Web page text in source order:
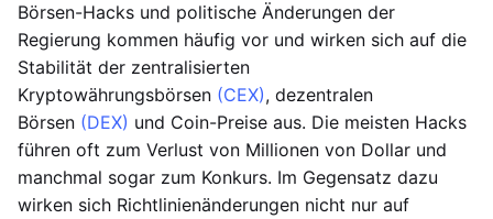
Börsen-Hacks und politische Änderungen der
Regierung kommen häufig vor und wirken sich auf die
Stabilität der zentralisierten
Kryptowährungsbörsen (CEX), dezentralen
Börsen (DEX) und Coin-Preise aus. Die meisten Hacks
führen oft zum Verlust von Millionen von Dollar und
manchmal sogar zum Konkurs. Im Gegensatz dazu
wirken sich Richtlinienänderungen nicht nur auf